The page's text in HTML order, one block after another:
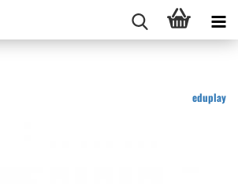
eduplay